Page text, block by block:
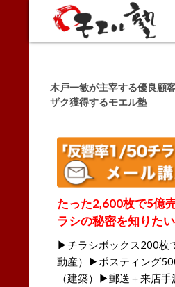
Search
木戸一敏が主宰する優良顧
ザク獲得するモエル塾
たった2,600枚で5億
ラシの秘密を知りた
▶チラシボックス200枚
動産）▶ポスティング
（建築）▶郵送＋来店